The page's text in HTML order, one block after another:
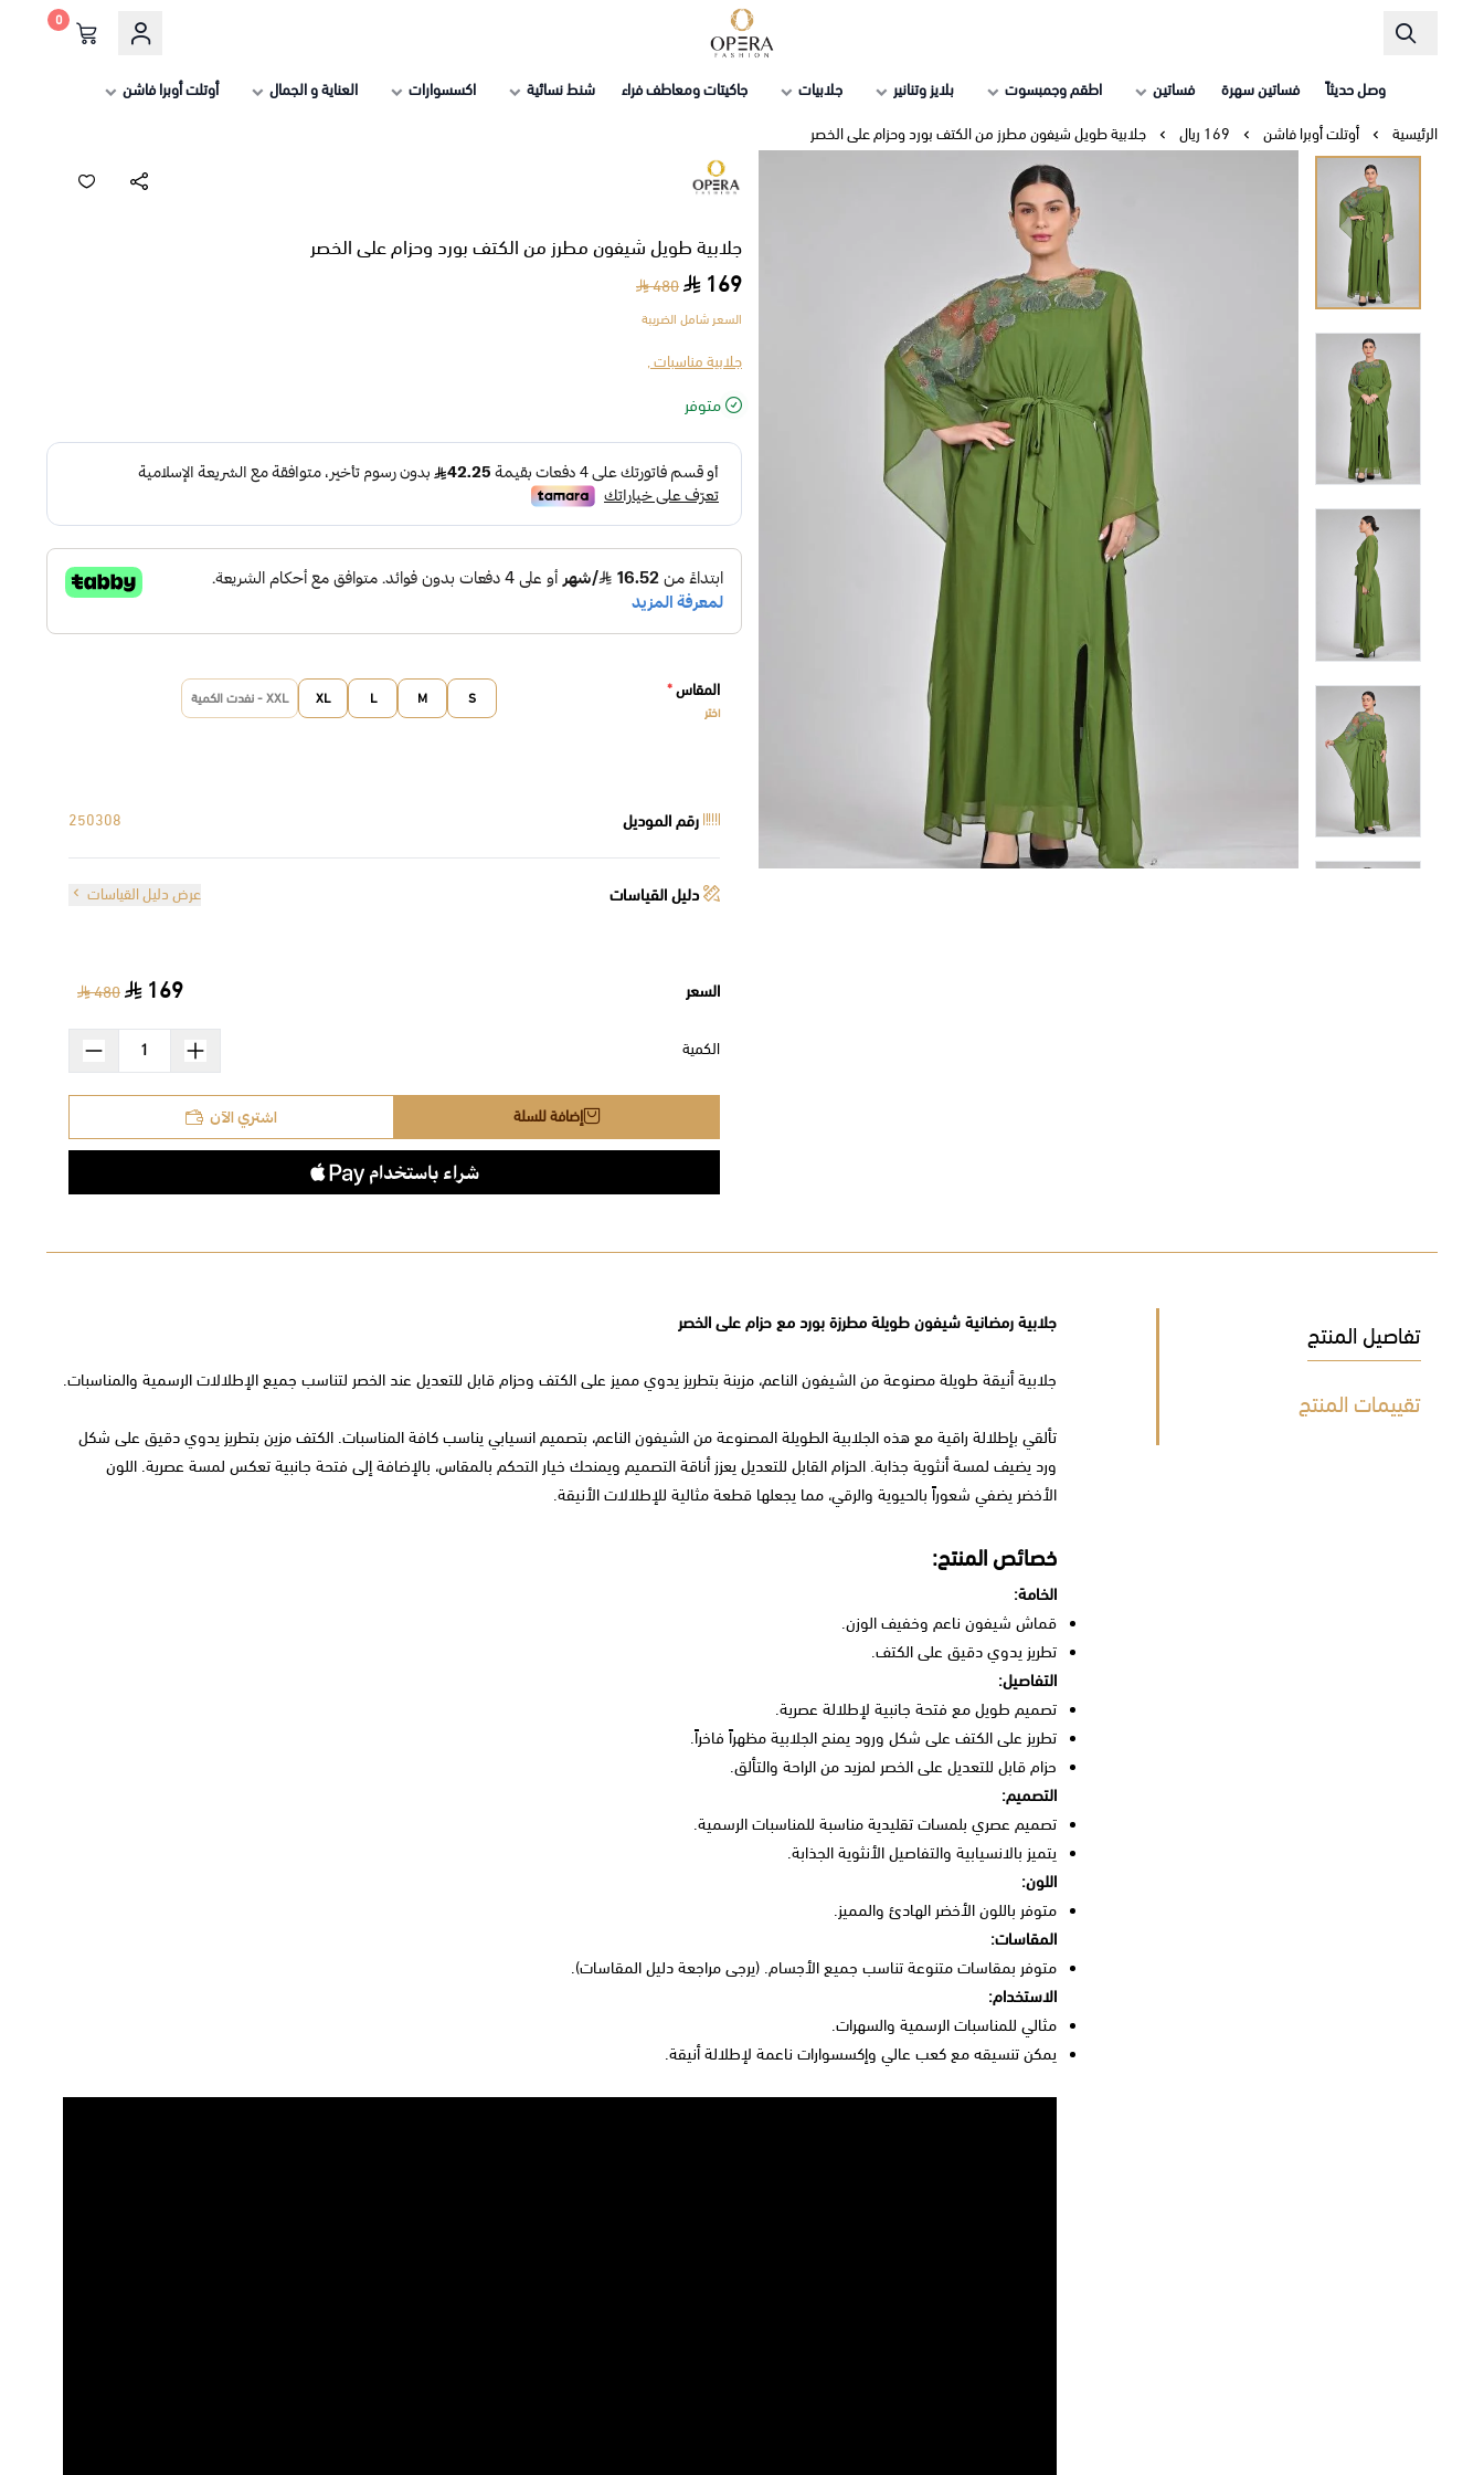
أوبرا فاشن
0
وصل حديثاً فساتين سهرة فساتين اطقم وجمبسوت بلايز وتنانير جلابيات جاكيتات ومعاطف فراء شنط نسائية اكسسوارات العناية و الجمال
أوتلت أوبرا فاشن
الرئيسية
أوتلت أوبرا فاشن 169 ريال جلابية طويل شيفون مطرز من الكتف بورد وحزام على الخصر
جلابية طويل شيفون مطرز من الكتف بورد وحزام على الخصر
169
480
السعر شامل الضريبة
جلابية مناسبات ,
متوفر
المقاس*
اختر
S
M
L
XL XXL - نفدت الكمية
رقم الموديل 250308
دليل القياسات عرض دليل القياسات
السعر 169
480
الكمية
إضافة للسلة اشتري الآن
تفاصيل المنتج
تقييمات المنتج
جلابية رمضانية شيفون طويلة مطرزة بورد مع حزام على الخصر
جلابية أنيقة طويلة مصنوعة من الشيفون الناعم، مزينة بتطريز يدوي مميز على الكتف وحزام قابل للتعديل عند الخصر لتناسب جميع الإطلالات الرسمية والمناسبات.
تألقي بإطلالة راقية مع هذه الجلابية الطويلة المصنوعة من الشيفون الناعم، بتصميم انسيابي يناسب كافة المناسبات. الكتف مزين بتطريز يدوي دقيق على شكل
ورد يضيف لمسة أنثوية جذابة. الحزام القابل للتعديل يعزز أناقة التصميم ويمنحك خيار التحكم بالمقاس، بالإضافة إلى فتحة جانبية تعكس لمسة عصرية. اللون
الأخضر يضفي شعوراً بالحيوية والرقي، مما يجعلها قطعة مثالية للإطلالات الأنيقة.
خصائص المنتج:
الخامة:
قماش شيفون ناعم وخفيف الوزن.
تطريز يدوي دقيق على الكتف.
التفاصيل:
تصميم طويل مع فتحة جانبية لإطلالة عصرية.
تطريز على الكتف على شكل ورود يمنح الجلابية مظهراً فاخراً.
حزام قابل للتعديل على الخصر لمزيد من الراحة والتألق.
التصميم:
تصميم عصري بلمسات تقليدية مناسبة للمناسبات الرسمية.
يتميز بالانسيابية والتفاصيل الأنثوية الجذابة.
اللون:
متوفر باللون الأخضر الهادئ والمميز.
المقاسات:
متوفر بمقاسات متنوعة تناسب جميع الأجسام. (يرجى مراجعة دليل المقاسات).
الاستخدام:
مثالي للمناسبات الرسمية والسهرات.
يمكن تنسيقه مع كعب عالي وإكسسوارات ناعمة لإطلالة أنيقة.